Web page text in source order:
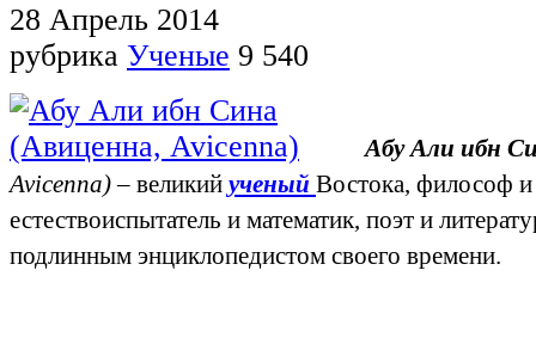
28 Апрель 2014
рубрика Ученые 9 540
Абу Али ибн
Avicenna)‒ великий ученый Востока, философ
естествоиспытатель и математик, поэт и
подлинным энциклопедистом своего времени.